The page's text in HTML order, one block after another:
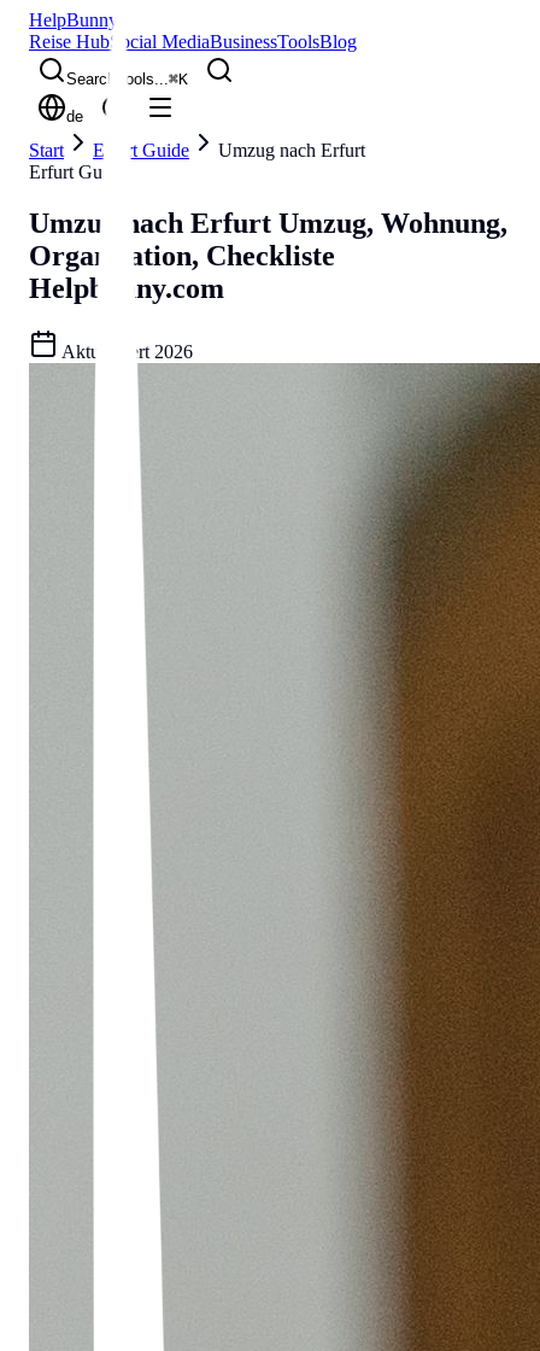
HelpBunny
Reise HubSocial MediaBusinessToolsBlog
Search tools...⌘K
de
Start Erfurt Guide
Umzug nach Erfurt
Erfurt Guide
Umzug nach Erfurt Umzug, Wohnung,
Organisation, Checkliste
Helpbunny.com
Aktualisiert 2026